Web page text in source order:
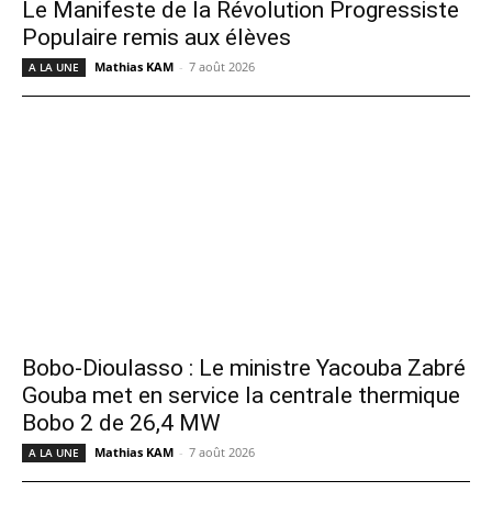
Le Manifeste de la Révolution Progressiste
Populaire remis aux élèves
A LA UNE Mathias KAM - 7 août 2026
Bobo-Dioulasso : Le ministre Yacouba Zabré
Gouba met en service la centrale thermique
Bobo 2 de 26,4 MW
A LA UNE Mathias KAM - 7 août 2026